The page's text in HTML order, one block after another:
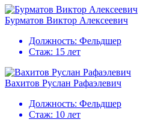
Бурматов Виктор Алексеевич
Должность: Фельдшер
Стаж: 15 лет
Вахитов Руслан Рафаэлевич
Должность: Фельдшер
Стаж: 10 лет